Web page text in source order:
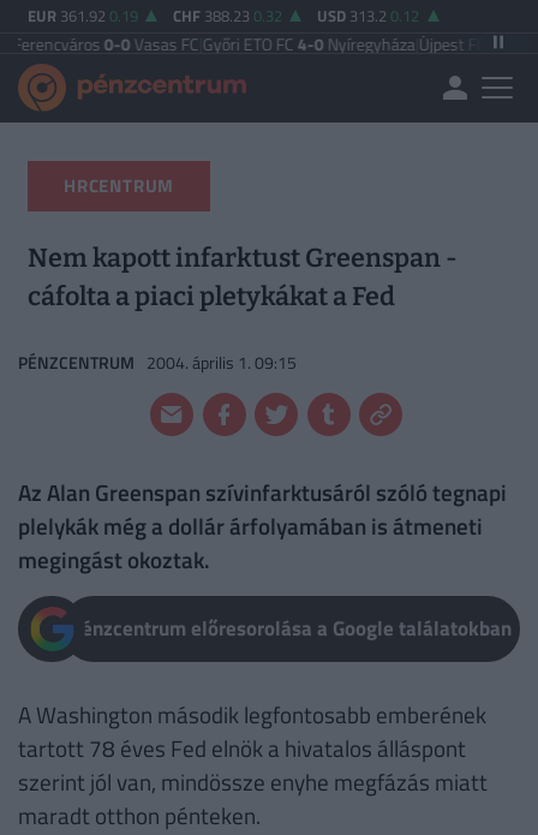
EUR 361.92 0.19 CHF 388.23 0.32 USD 313.2 0.12
0-0Vasas FC|Győri ETO FC4-0Nyíregyháza|Újpest FC 4-2Debreceni
HRCENTRUM
Nem kapott infarktust Greenspan -
cáfolta a piaci pletykákat a Fed
PÉNZCENTRUM 2004. április 1. 09:15
Az Alan Greenspan szívinfarktusáról szóló tegnapi
plelykák még a dollár árfolyamában is átmeneti
megingást okoztak.
Pénzcentrum előresorolása a Google találatokban
A Washington második legfontosabb emberének
tartott 78 éves Fed elnök a hivatalos álláspont
szerint jól van, mindössze enyhe megfázás miatt
maradt otthon pénteken.